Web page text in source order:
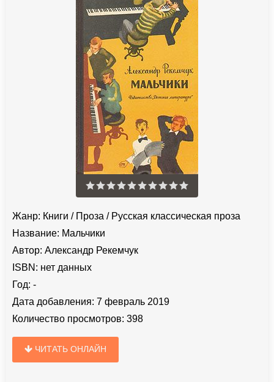
Жанр: Книги / Проза / Русская классическая проза
Название: Мальчики
Автор: Александр Рекемчук
ISBN: нет данных
Год: -
Дата добавления: 7 февраль 2019
Количество просмотров: 398
ЧИТАТЬ ОНЛАЙН